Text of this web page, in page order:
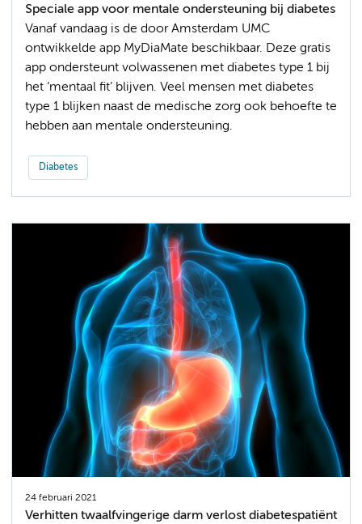
Speciale app voor mentale ondersteuning bij diabetes
Vanaf vandaag is de door Amsterdam UMC
ontwikkelde app MyDiaMate beschikbaar. Deze gratis
app ondersteunt volwassenen met diabetes type 1 bij
het ‘mentaal fit’ blijven. Veel mensen met diabetes
type 1 blijken naast de medische zorg ook behoefte te
hebben aan mentale ondersteuning.
Diabetes
24 februari 2021
Verhitten twaalfvingerige darm verlost diabetespatiënt